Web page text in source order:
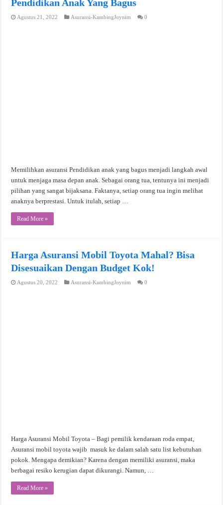
Pendidikan Anak Yang Bagus
Agustus 21, 2022 Asuransi-KambingJoynim 0
Memilihkan asuransi Pendidikan anak yang bagus menjadi langkah awal
untuk menjaga masa depan anak. Sebagai orang tua, tentunya ini menjadi
pilihan yang sangat bijaksana. Faktanya, setiap orang tua ingin melihat
anaknya berprestasi. Untuk itulah, setiap …
Read More »
Harga Asuransi Mobil Toyota Mahal? Bisa
Disesuaikan Dengan Budget Kok!
Agustus 20, 2022 Asuransi-KambingJoynim 0
Harga Asuransi Mobil Toyota – Bagi pemilik kendaraan roda empat,
Asuransi mobil toyota wajib masuk ke dalam salah satu list kebutuhan
pokok. Mengapa demikian? Karena dengan memiliki asuransi, maka
berbagai resiko kerugian dapat dikurangi. Namun, …
Read More »